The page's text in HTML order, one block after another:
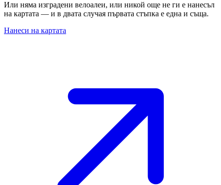
Или няма изградени велоалеи, или никой още не ги е нанесъл
на картата — и в двата случая първата стъпка е една и съща.
Нанеси на картата